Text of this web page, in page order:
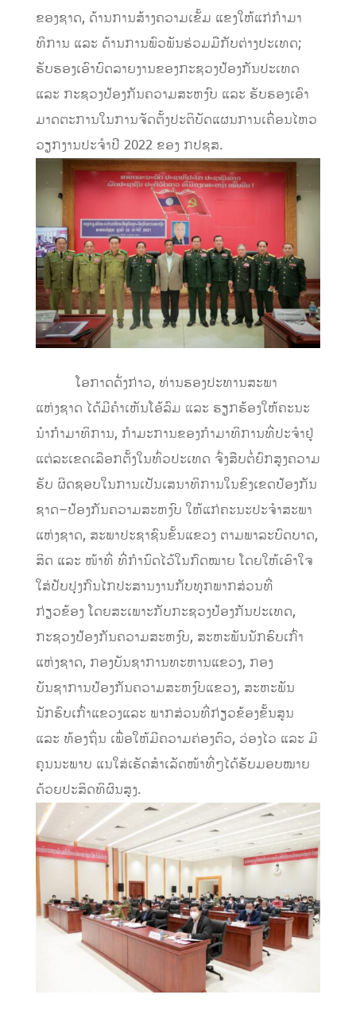
ຂອງຊາດ, ດ້ານການສ້າງຄວາມເຂັ້ມ ແຂງໃຫ້ແກ່ກໍາມາ
ທິການ ແລະ ດ້ານການພົວພັນຮ່ວມມືກັບຕ່າງປະເທດ;
ຮັບຮອງເອົາບົດລາຍງານຂອງກະຊວງປ້ອງກັນປະເທດ
ແລະ ກະຊວງປ້ອງກັນຄວາມສະຫງົບ ແລະ ຮັບຮອງເອົາ
ມາດຕະການໃນການຈັດຕັ້ງປະຕິບັດແຜນການເຄື່ອນໄຫວ
ວຽກງານປະຈໍາປີ 2022 ຂອງ ກປຊສ.
ໂອກາດດັ່ງກ່າວ, ທ່ານຮອງປະທານສະພາ
ແຫ່ງຊາດ ໄດ້ມີຄໍາເຫັນໂອ້ລົມ ແລະ ຮຽກຮ້ອງໃຫ້ຄະນະ
ນໍາກໍາມາທິການ, ກໍາມະການຂອງກໍາມາທິການທີ່ປະຈໍາຢູ່
ແຕ່ລະເຂດເລືອກຕັ້ງໃນທົ່ວປະເທດ ຈົ່ງສືບຕໍ່ຍົກສູງຄວາມ
ຮັບ ຜິດຊອບໃນການເປັນເສນາທິການໃນຂົງເຂດປ້ອງກັນ
ຊາດ–ປ້ອງກັນຄວາມສະຫງົບ ໃຫ້ແກ່ຄະນະປະຈໍາສະພາ
ແຫ່ງຊາດ, ສະພາປະຊາຊົນຂັ້ນແຂວງ ຕາມພາລະບົດບາດ,
ສິດ ແລະ ໜ້າທີ່ ທີ່ກໍານົດໄວ້ໃນກົດໝາຍ ໂດຍໃຫ້ເອົາໃຈ
ໃສ່ປັບປຸງກົນໄກປະສານງານກັບທຸກພາກສ່ວນທີ່
ກ່ຽວຂ້ອງ ໂດຍສະເພາະກັບກະຊວງປ້ອງກັນປະເທດ,
ກະຊວງປ້ອງກັນຄວາມສະຫງົບ, ສະຫະພັນນັກຮົບເກົ່າ
ແຫ່ງຊາດ, ກອງບັນຊາການທະຫານແຂວງ, ກອງ
ບັນຊາການປ້ອງກັນຄວາມສະຫງົບແຂວງ, ສະຫະພັນ
ນັກຮົບເກົ່າແຂວງແລະ ພາກສ່ວນທີ່ກ່ຽວຂ້ອງຂັ້ນສູນ
ແລະ ທ້ອງຖິ່ນ ເພື່ອໃຫ້ມີຄວາມຄ່ອງຕົວ, ວ່ອງໄວ ແລະ ມີ
ຄຸນນະພາບ ແນໃສ່ເຮັດສໍາເລັດໜ້າທີ່ໆໄດ້ຮັບມອບໝາຍ
ດ້ວຍປະສິດທິຜົນສູງ.